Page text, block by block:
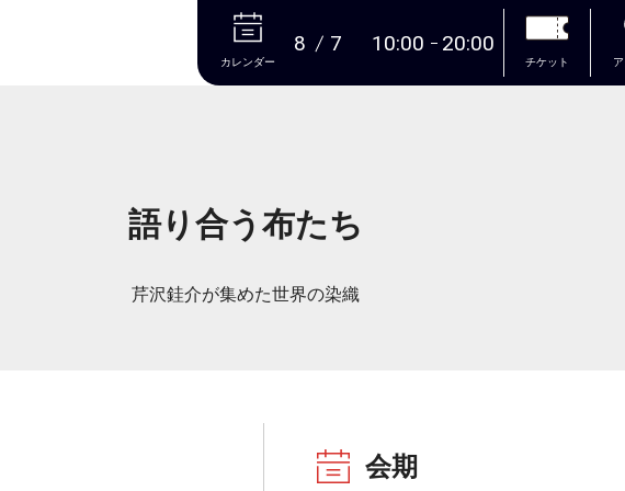
本文へ
カレンダー
8 7 10:00 20:00
チケット
語り合う布たち
芹沢銈介が集めた世界の染織
会期